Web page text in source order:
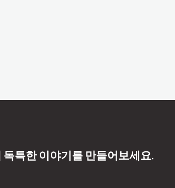
특한 이야기를 만들어보세요.